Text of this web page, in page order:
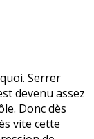
Serrer
devenu assez
Donc dès
vite cette